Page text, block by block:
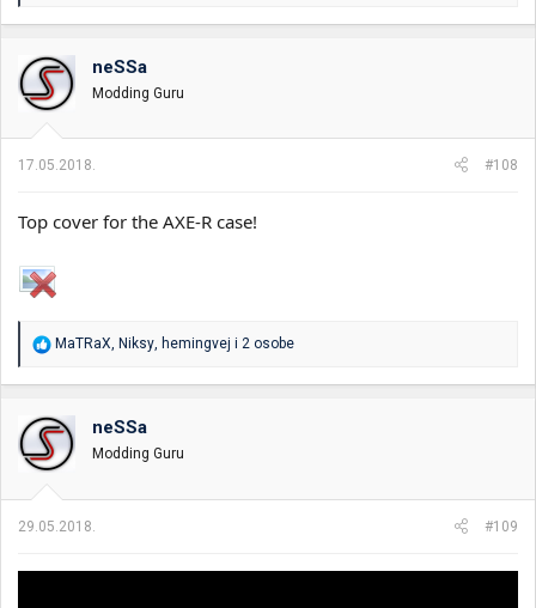
o
v
a
n
:
neSSa
Modding Guru
17.05.2018. #108
Top cover for the AXE-R case!
R
a
o
v
a
:
MaTRaX, Niksy, hemingvej i 2 osobe
neSSa
Modding Guru
29.05.2018. #109